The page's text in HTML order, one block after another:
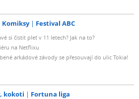
Komiksy Festival ABC
si čistit pleť v 11 letech? Jak na to?
na Netflixu
arkádové závody se přesouvají do ulic Tokia!
kokoti Fortuna liga